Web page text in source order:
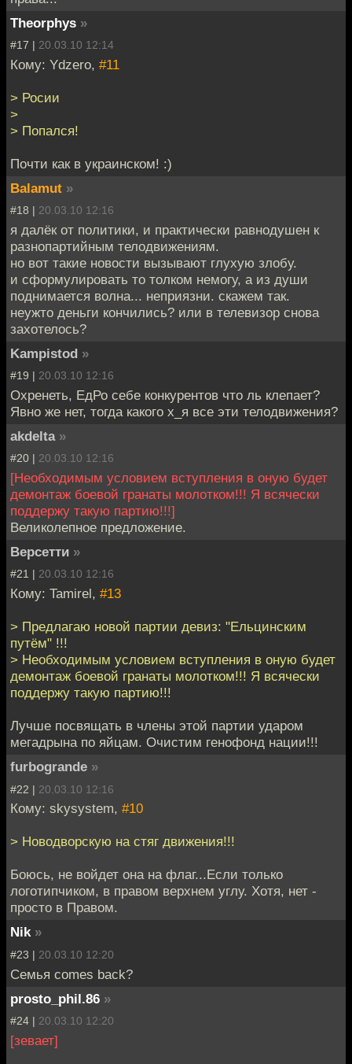
Theorphys »
#17 | 20.03.10 12:14
Кому: Ydzero, #11
> Росии
>
> Попался!
Почти как в украинском! :)
Balamut »
#18 | 20.03.10 12:16
я далёк от политики, и практически равнодушен к
разнопартийным телодвижениям.
но вот такие новости вызывают глухую злобу.
и сформулировать то толком немогу, а из души
поднимается волна... неприязни. скажем так.
неужто деньги кончились? или в телевизор снова
захотелось?
Kampistod »
#19 | 20.03.10 12:16
Охренеть, ЕдРо себе конкурентов что ль клепает?
Явно же нет, тогда какого х_я все эти телодвижения?
akdelta »
#20 | 20.03.10 12:16
[Необходимым условием вступления в оную будет
демонтаж боевой гранаты молотком!!! Я всячески
поддержу такую партию!!!]
Великолепное предложение.
Версетти »
#21 | 20.03.10 12:16
Кому: Tamirel, #13
> Предлагаю новой партии девиз: "Ельцинским
путём" !!!
> Необходимым условием вступления в оную будет
демонтаж боевой гранаты молотком!!! Я всячески
поддержу такую партию!!!
Лучше посвящать в члены этой партии ударом
мегадрына по яйцам. Очистим генофонд нации!!!
furbogrande »
#22 | 20.03.10 12:16
Кому: skysystem, #10
> Новодворскую на стяг движения!!!
Боюсь, не войдет она на флаг...Если только
логотипчиком, в правом верхнем углу. Хотя, нет -
просто в Правом.
Nik »
#23 | 20.03.10 12:20
Семья comes back?
prosto_phil.86 »
#24 | 20.03.10 12:20
[зевает]